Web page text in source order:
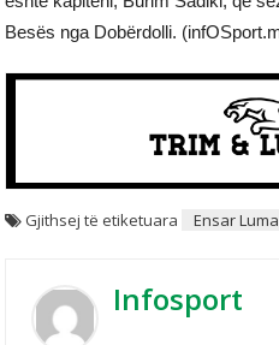
Besës nga Dobërdolli.
Gjithsej të etiketuara Ensar Luma
Infosport